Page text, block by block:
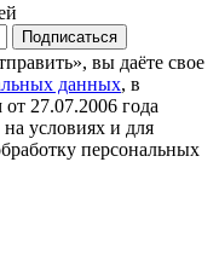
Подписаться
вы даёте свое
данных, в
27.07.2006 года
условиях и для
персональных